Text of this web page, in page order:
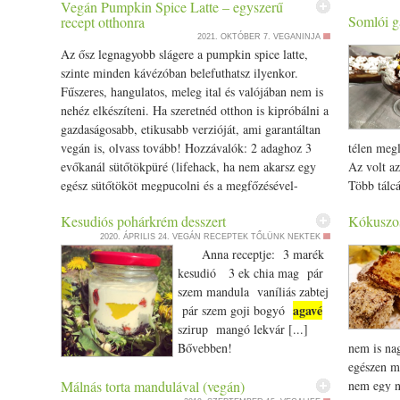
- air fryer vagy sütő A sárgabarackokat
megmossuk, ketté választjuk őket és kb. 15 perc alatt
enyhén barnás színűre sütjük az air fryerben. Ha
sütőben, tepsiben sütjük, nyilván tovább fog tartani.
A megsült barackokat tányérokra tesszük és jégrémet
kanalazunk a tetejükre. Nekem kókuszos vegán
jégkrém került rá. Ha a barackokat melegen tálaljuk,
a jégkrém kissé megolvad a tetején. Gyors és finom
élvezetet nyújt. Akiknek ez így nem elég édes,
megcsurgathatja valamilyen sziruppal (pl.agavé)
vagy mézzel.
Vegán Pumpkin Spice Latte – egyszerű
recept otthonra
2021. OKTÓBER 7. VEGANINJA
Az ősz legnagyobb slágere a pumpkin spice latte,
szinte minden kávézóban belefuthatsz ilyenkor.
Fűszeres, hangulatos, meleg ital és valójában nem is
nehéz elkészíteni. Ha szeretnéd otthon is kipróbálni a
gazdaságosabb, etikusabb verzióját, ami garantáltan
vegán is, olvass tovább! Hozzávalók: 2 adaghoz 3
evőkanál sütőtökpüré (lifehack, ha nem akarsz egy
egész sütőtököt megpucolni és a megfőzésével-
sütőtökpürét, amit a bébiételek között találsz. én is
ebből készítettem most) 2-3 evőkanál agaveszirup/­­
juharszirup (én 3 evőkanál alnatura agaveszirupot
használtam, így elég édes lett az eredmény. ha egyik
sincs otthon, akkor kókuszcukorral is kiválthatod) fél
teáskanál fahéj fél teáskanál őrölt gyömbér fél
teáskanál őrölt szerecsendió fél teáskanál őrölt
szegfűszeg (de ha van otthon mézeskalács
tartalmazza, mehet belőle 2 teáskanállal a fentiek
Kesudiós pohárkrém desszert
2020. ÁPRILIS 24. VEGÁN RECEPTEK TŐLÜNK NEKTEK
Anna receptje: 3 marék
kesudió 3 ek chia mag pár
szem mandula vaníliás zabtej
pár szem goji bogyó agavé
szirup mangó lekvár [...]
Bővebben!
Málnás torta mandulával (vegán)
készült.
virágzó
és a mai
fele már
helyett.
recept,
nélkül. A
frissen
vagy
Somlói
télen
Az volt
Több
baráti
idejét.
tej, ízben
hoztam,
nem is
egészen
nem egy